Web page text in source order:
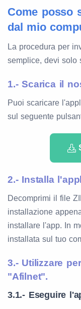
Come posso
dal mio
La procedura per
semplice, devi solo
1.- Scarica il
Puoi scaricare
sul seguente
2.- Installa
Decomprimi il file
installazione
installare l'app. In
installata sul tuo
3.- Utilizzare
"Afilnet".
3.1.- Eseguire